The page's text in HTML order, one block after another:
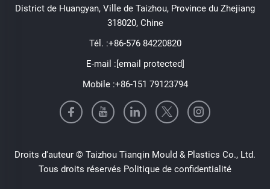
District de Huangyan, Ville de Taizhou, Province du Zhejiang
318020, Chine
Tél. :+86-576 84220820
E-mail :[email protected]
Mobile :+86-151 79123794
Droits d'auteur © Taizhou Tianqin Mould & Plastics Co., Ltd.
Tous droits réservés Politique de confidentialité